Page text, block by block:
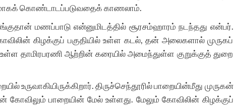
கொண்டாடப்படுவதைக் காணலாம்.
மணப்பாடு என்னுமிடத்தில் சூரசம்ஹாரம் நடந்தது என்பர்.
கோவிலின் கிழக்குப் பகுதியில் உள்ள கடல், தன் அலைகளால் முருகப்
தாமிரபரணி ஆற்றின் கரையில் அமைந்துள்ள குறுக்குத் துறை
உருவாகியிருக்கிறார். திருச்செந்தூரில் பாறையின்மீது முருகன்
கோவிலும் பாறையின் மேல் உள்ளது. மேலும் கோவிலின் கிழக்குப்